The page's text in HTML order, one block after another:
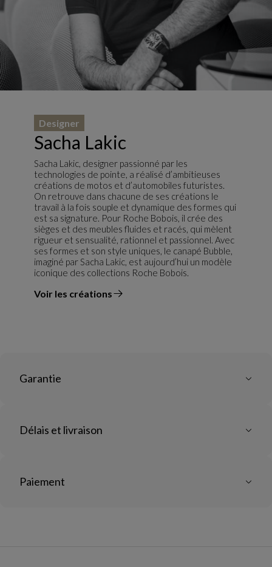
Sacha Lakic
Designer
Sacha Lakic, designer passionné par les
technologies de pointe, a réalisé d’ambitieuses
créations de motos et d’automobiles futuristes.
On retrouve dans chacune de ses créations le
travail à la fois souple et dynamique des formes qui
est sa signature. Pour Roche Bobois, il crée des
sièges et des meubles fluides et racés, qui mèlent
rigueur et sensualité, rationnel et passionnel. Avec
ses formes et son style uniques, le canapé Bubble,
imaginé par Sacha Lakic, est aujourd’hui un modèle
iconique des collections Roche Bobois.
Voir les créations
du designer
Garantie
Délais et livraison
Paiement